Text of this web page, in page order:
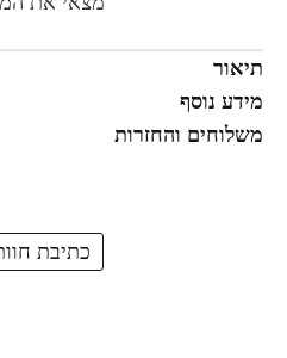
תיאור
מידע נוסף
משלוחים והחזרות
כתיבת